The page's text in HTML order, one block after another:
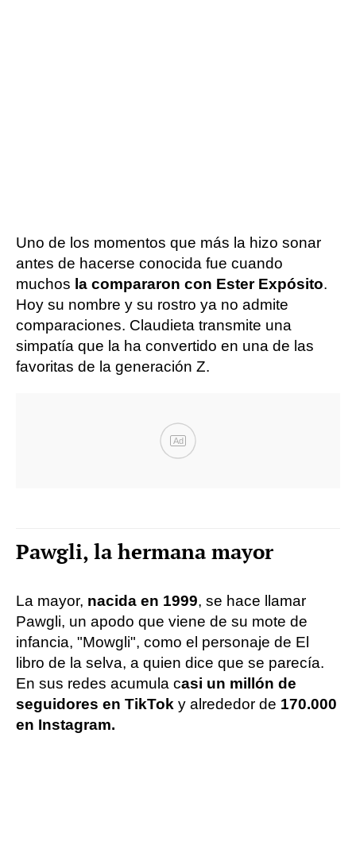
Uno de los momentos que más la hizo sonar
antes de hacerse conocida fue cuando
muchos la compararon con Ester Expósito.
Hoy su nombre y su rostro ya no admite
comparaciones. Claudieta transmite una
simpatía que la ha convertido en una de las
favoritas de la generación Z.
Ad
Pawgli, la hermana mayor
La mayor, nacida en 1999, se hace llamar
Pawgli, un apodo que viene de su mote de
infancia, "Mowgli", como el personaje de El
libro de la selva, a quien dice que se parecía.
En sus redes acumula casi un millón de
seguidores en TikTok y alrededor de 170.000
en Instagram.